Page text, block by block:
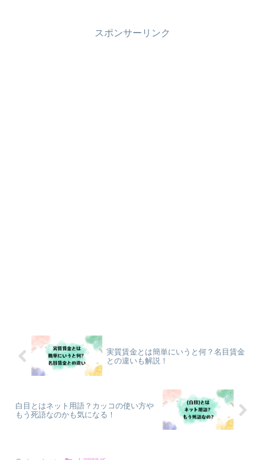
スポンサーリンク
実質賃金とは簡単にいうと何？名目賃金
との違いも解説！
白目とはネット用語？カッコの使い方や
もう死語なのかも気になる！